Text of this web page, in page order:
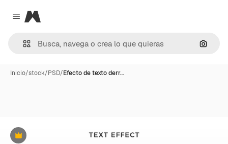
Close menu
Magnific
Inicio/stock/PSD/Efecto de texto derr…
Premium